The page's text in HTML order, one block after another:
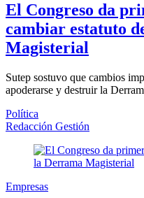
El Congreso da
cambiar estatuto
Magisterial
Sutep sostuvo que cambios
apoderarse y destruir la
Política
Redacción Gestión
Empresas